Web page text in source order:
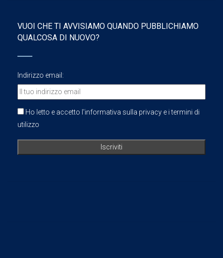
VUOI CHE TI AVVISIAMO QUANDO PUBBLICHIAMO
QUALCOSA DI NUOVO?
Indirizzo email:
Ho letto e accetto l'informativa sulla privacy e i termini di
utilizzo